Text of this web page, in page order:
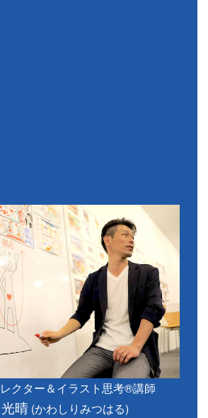
クター＆イラスト思考®講師
晴(かわしりみつはる)